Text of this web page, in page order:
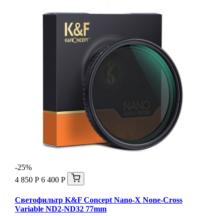
-25%
4 850 Р 6 400 Р
Светофильтр K&F Concept Nano-X None-Cross
Variable ND2-ND32 77mm